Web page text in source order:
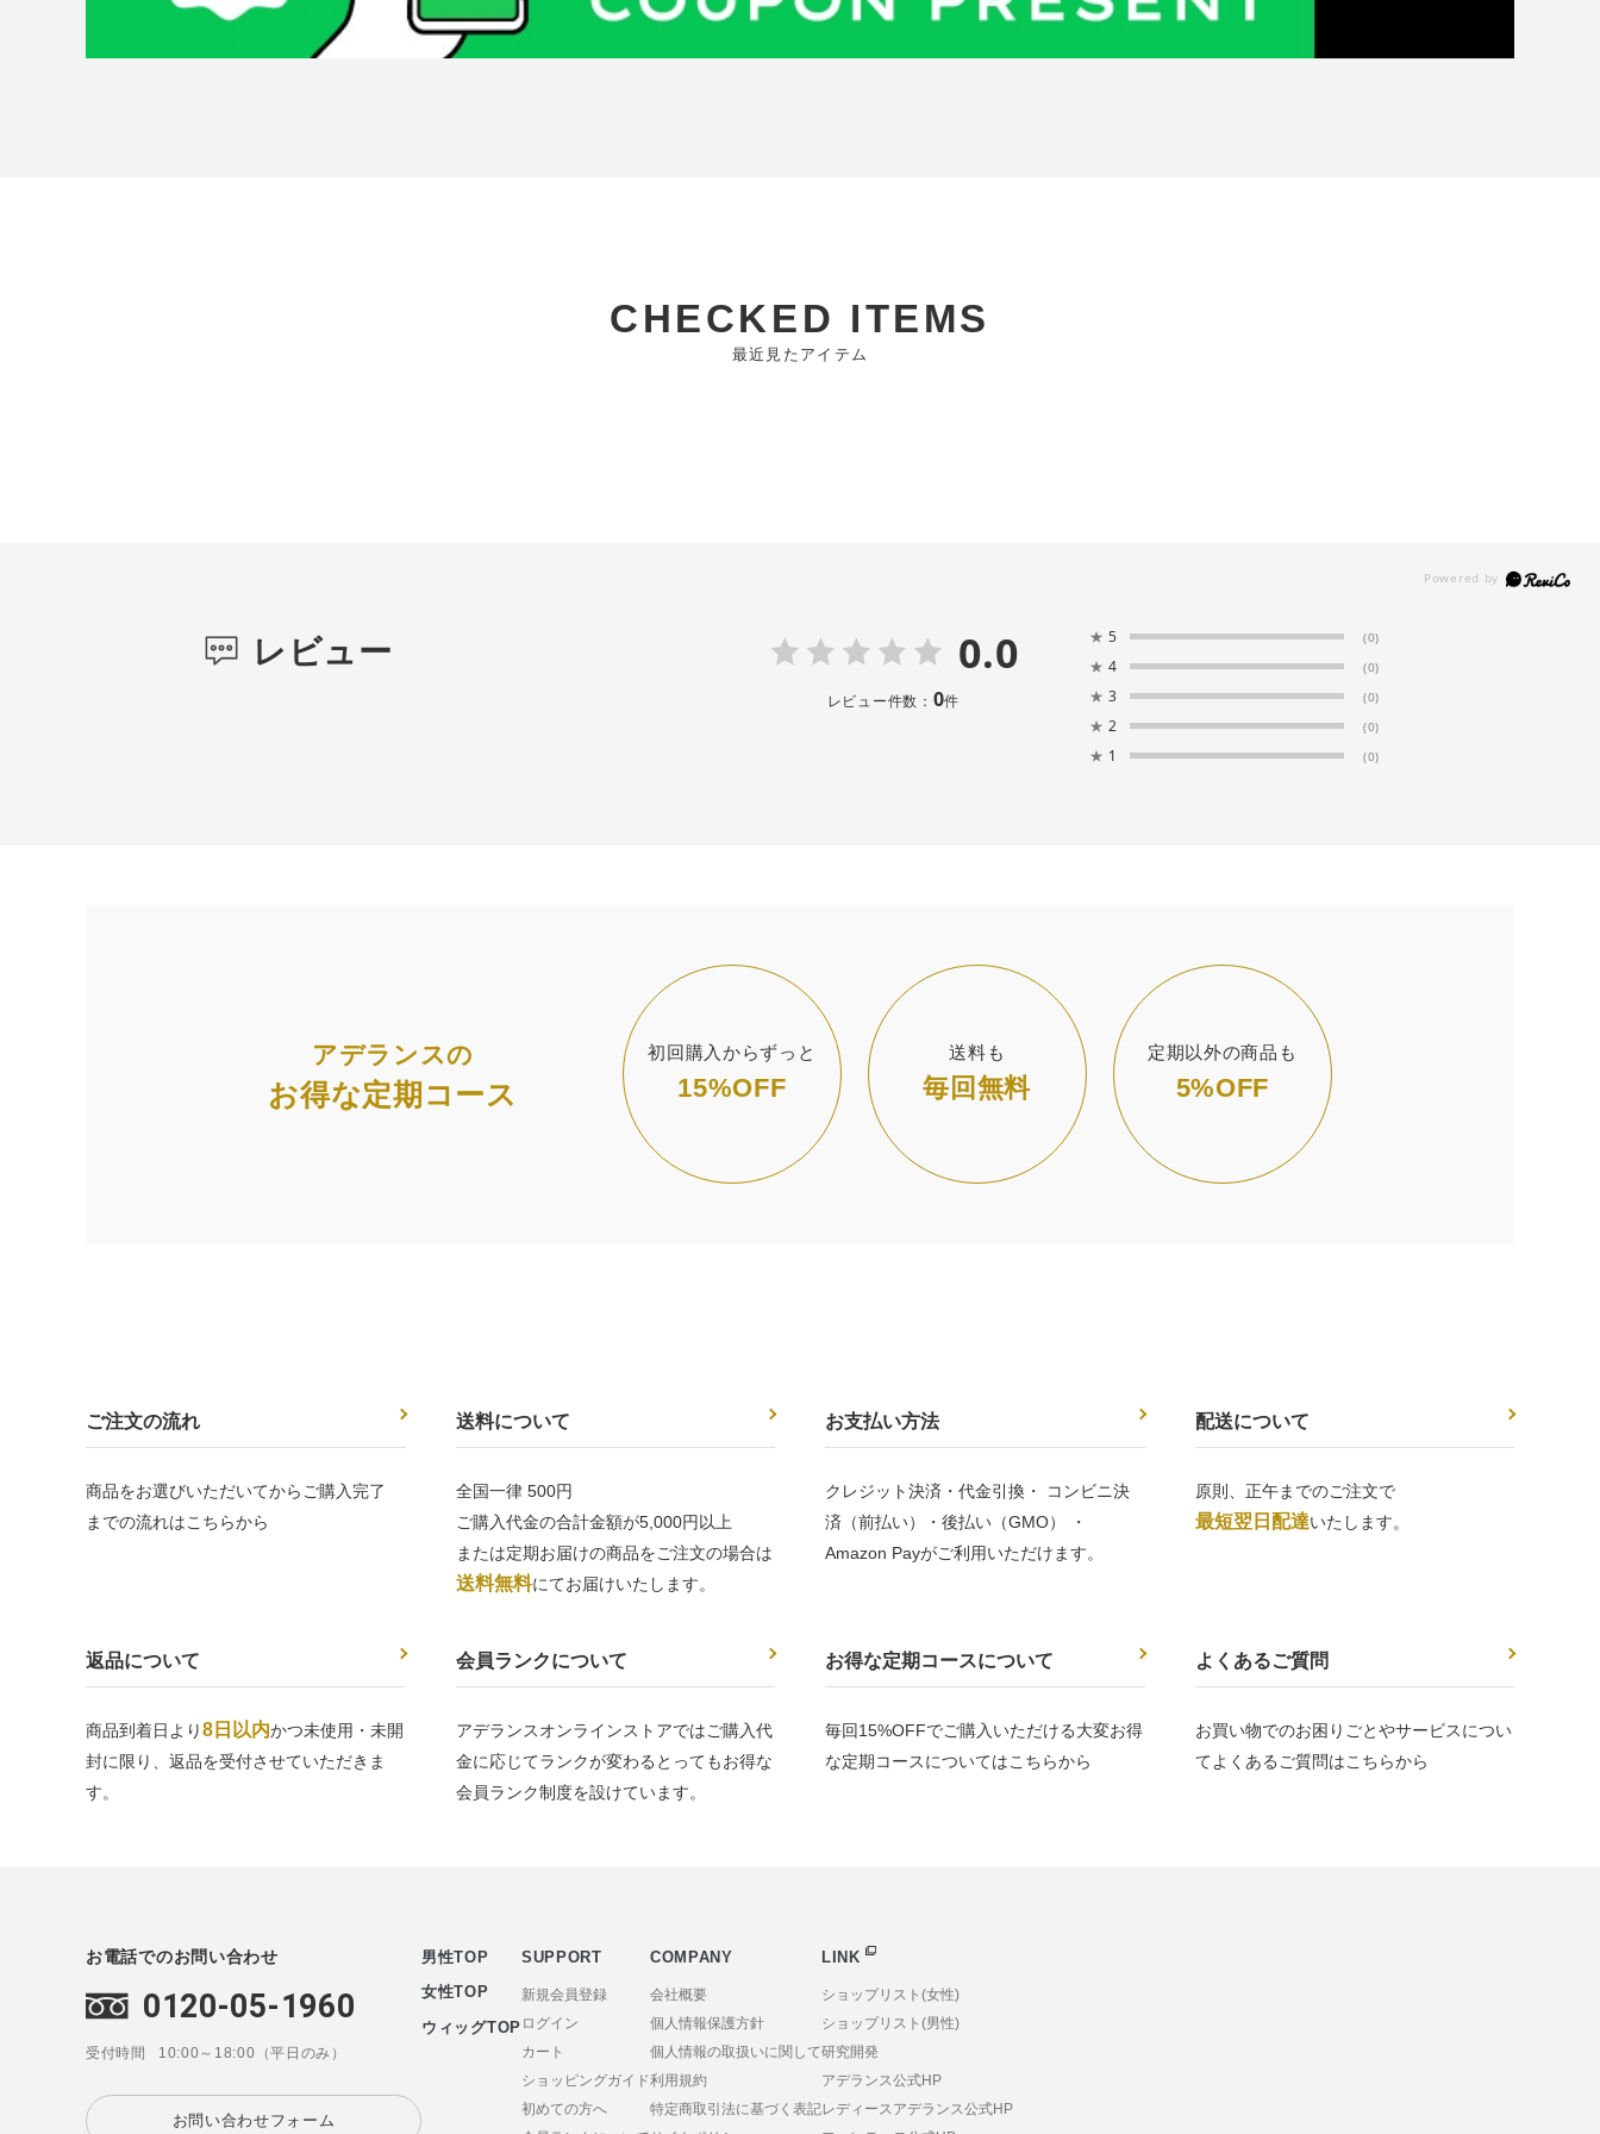
CHECKED ITEMS
最近見たアイテム
レビュー 0.0
レビュー件数： 0件
★ 5 (0)
★ 4 (0)
★ 3 (0)
★ 2 (0)
★ 1 (0)
アデランスの
お得な定期コース
初回購入からずっと
15%OFF
送料も
毎回無料
定期以外の商品も
5%OFF
ご注文の流れ
商品をお選びいただいてからご購入完了
までの流れはこちらから
送料について
全国一律 500円
ご購入代金の合計金額が5,000円以上
または定期お届けの商品をご注文の場合は
送料無料にてお届けいたします。
お支払い方法
クレジット決済・代金引換・ コンビニ決
済（前払い）・後払い（GMO） ・
Amazon Payがご利用いただけます。
配送について
原則、正午までのご注文で
最短翌日配達いたします。
返品について
商品到着日より8日以内かつ未使用・未開
封に限り、返品を受付させていただきま
す。
会員ランクについて
アデランスオンラインストアではご購入代
金に応じてランクが変わるとってもお得な
会員ランク制度を設けています。
お得な定期コースについて
毎回15%OFFでご購入いただける大変お得
な定期コースについてはこちらから
よくあるご質問
お買い物でのお困りごとやサービスについ
てよくあるご質問はこちらから
お電話でのお問い合わせ
0120-05-1960
受付時間 10:00～18:00（平日のみ）
お問い合わせフォーム
男性TOP
女性TOP
ウィッグTOP
SUPPORT
新規会員登録
ログイン
カート
ショッピングガイド
初めての方へ
COMPANY
会社概要
個人情報保護方針
個人情報の取扱いに関して
利用規約
特定商取引法に基づく表記
LINK
ショップリスト(女性)
ショップリスト(男性)
研究開発
アデランス公式HP
レディースアデランス公式HP